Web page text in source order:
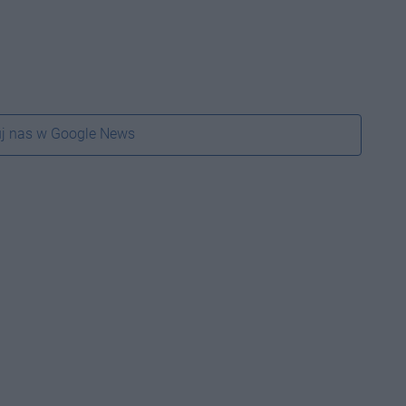
nas w Google News